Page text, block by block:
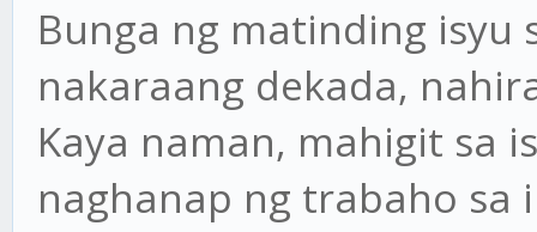
Bunga ng matinding
nakaraang dekada,
Kaya naman, mahigit sa
naghanap ng trabaho sa